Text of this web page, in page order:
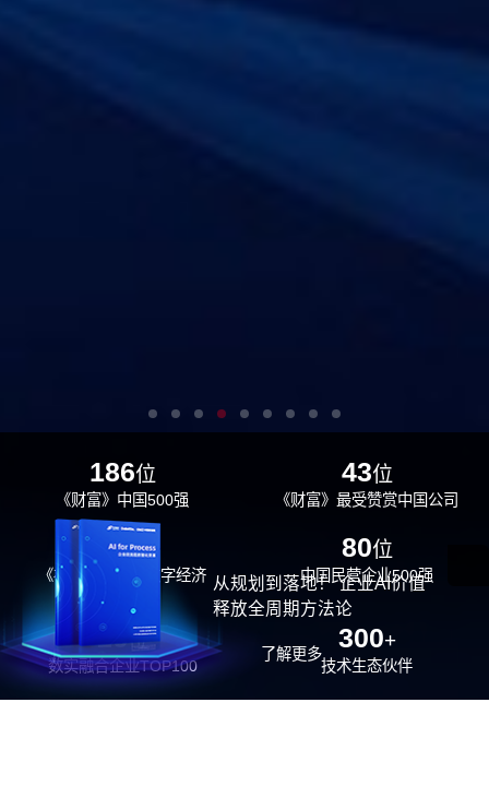
186位
《财富》中国500强
43位
《财富》最受赞赏中国公司
29位
《福布斯》中国数字经济
100强
80位
中国民营企业500强
26位
数实融合企业TOP100
300+
技术生态伙伴
从规划到落地！ 企业AI价值
释放全周期方法论
了解更多